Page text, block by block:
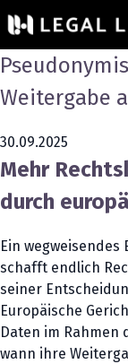
Weitergabe
30.09.2025
Mehr
durch
Ein wegweisendes
schafft endlich
seiner
Europäische
Daten im Rahmen
wann ihre